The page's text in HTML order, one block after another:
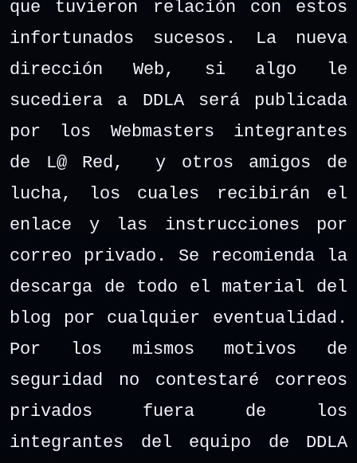
que tuvieron relación con estos
infortunados sucesos. La nueva
dirección Web, si algo le
sucediera a DDLA será publicada
por los Webmasters integrantes
de L@ Red, y otros amigos de
lucha, los cuales recibirán el
enlace y las instrucciones por
correo privado. Se recomienda la
descarga de todo el material del
blog por cualquier eventualidad.
Por los mismos motivos de
seguridad no contestaré correos
privados fuera de los
integrantes del equipo de DDLA